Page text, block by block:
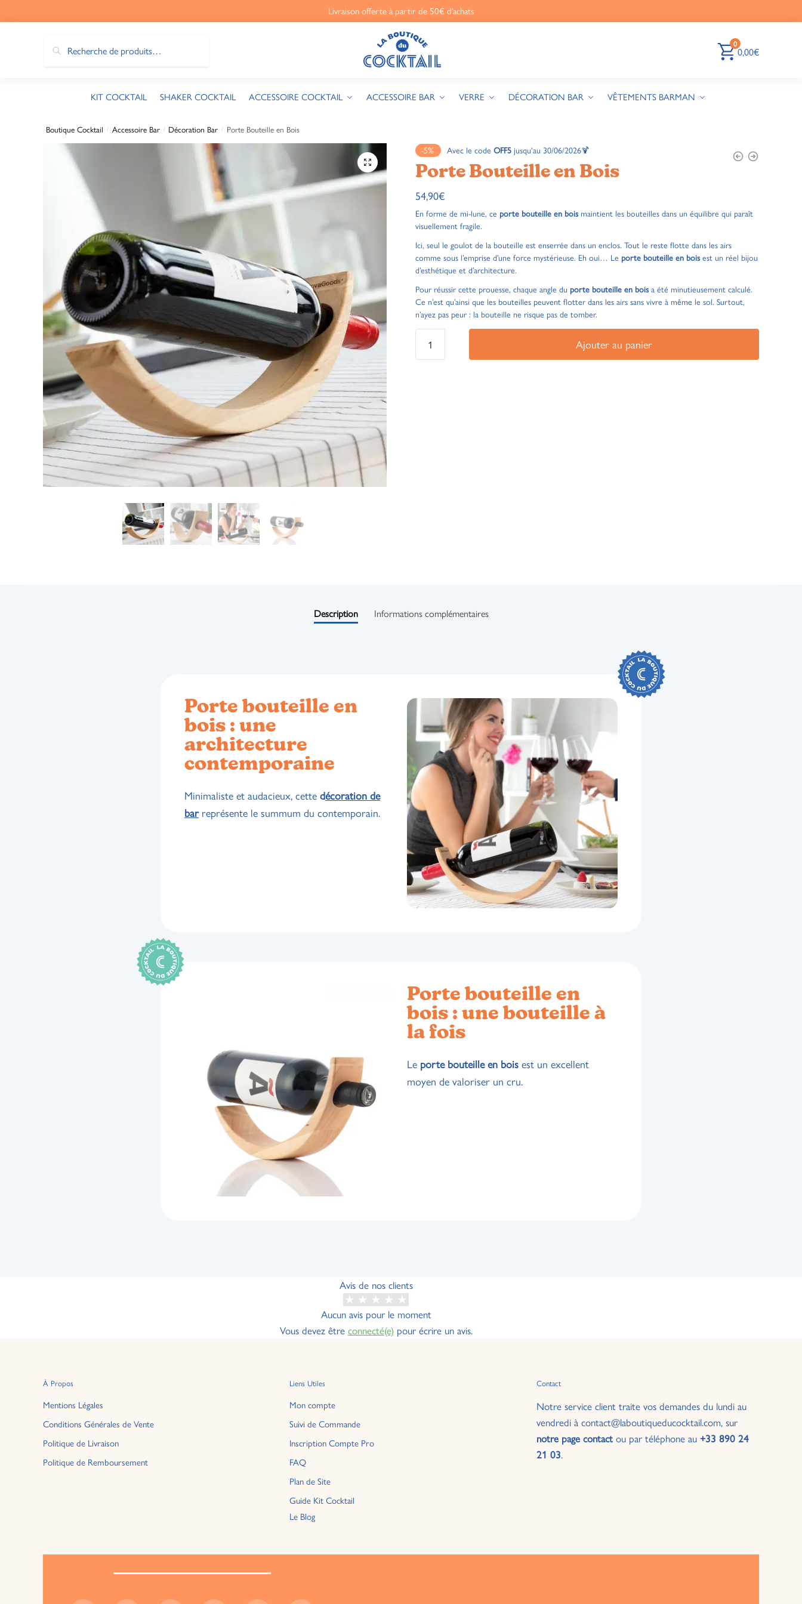
Livraison offerte à partir de 50€ d’achats
0
0,00€
KIT COCKTAIL SHAKER COCKTAIL ACCESSOIRE COCKTAIL ACCESSOIRE BAR VERRE DÉCORATION BAR VÊTEMENTS BARMAN
Boutique Cocktail / Accessoire Bar / Décoration Bar / Porte Bouteille en Bois
🔍
-5% Avec le code OFF5 jusqu'au 30/06/2026🍹
Porte Bouteille en Bois
54,90€
En forme de mi-lune, ce porte bouteille en bois maintient les bouteilles dans un équilibre qui paraît
visuellement fragile.
Ici, seul le goulot de la bouteille est enserrée dans un enclos. Tout le reste flotte dans les airs
comme sous l’emprise d’une force mystérieuse. Eh oui… Le porte bouteille en bois est un réel bijou
d’esthétique et d’architecture.
Pour réussir cette prouesse, chaque angle du porte bouteille en bois a été minutieusement calculé.
Ce n’est qu’ainsi que les bouteilles peuvent flotter dans les airs sans vivre à même le sol. Surtout,
n’ayez pas peur : la bouteille ne risque pas de tomber.
Ajouter au panier
Description Informations complémentaires
Porte bouteille en
bois : une
architecture
contemporaine
Minimaliste et audacieux, cettedécoration de
barreprésente le summum du contemporain.
Porte bouteille en
bois : une bouteille à
la fois
Le porte bouteille en bois est un excellent
moyen de valoriser un cru.
Avis de nos clients
Aucun avis pour le moment
Vous devez être connecté(e)pour écrire un avis.
À Propos
Mentions Légales
Conditions Générales de Vente
Politique de Livraison
Politique de Remboursement
Liens Utiles
Mon compte
Suivi de Commande
Inscription Compte Pro
FAQ
Plan de Site
Guide Kit Cocktail
Le Blog
Contact
Notre service client traite vos demandes du lundi au
vendredi à contact@laboutiqueducocktail.com, sur
notre page contactou par téléphone au +33 890 24
21 03.